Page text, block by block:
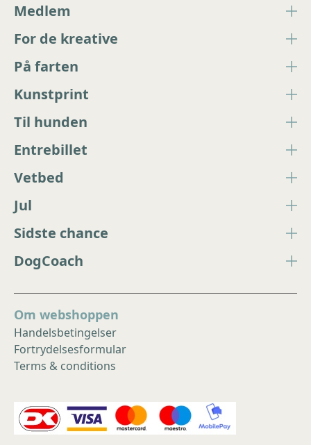
Medlem
For de kreative
På farten
Kunstprint
Til hunden
Entrebillet
Vetbed
Jul
Sidste chance
DogCoach
Om webshoppen
Handelsbetingelser
Fortrydelsesformular
Terms & conditions